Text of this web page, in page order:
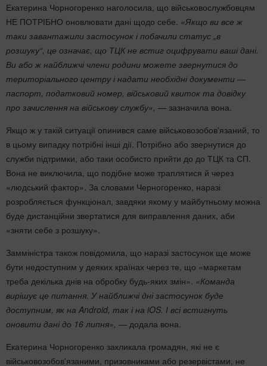
Екатерина Чорногоренко наголосила, що військовослужбовцям
НЕ ПОТРІБНО оновлювати дані щодо себе. «Якщо ви все ж
таки завантажили застосунок і побачили статус „в
розшуку“, це означає, що ТЦК не встиг оцифрувати ваші дані.
Ви або ж найближчі члени родини можете звернутися до
територіального центру і надати необхідні документи —
паспорт, податковий номер, військовий квиток та довідку
про зачислення на військову службу», — зазначила вона.
Якщо ж у такій ситуації опинився саме військовозобов'язаний, то
в цьому випадку потрібні інші дії. Потрібно або звернутися до
служби підтримки, або таки особисто прийти до до ТЦК та СП.
Вона не виключила, що подібне може траплятися й через
«людський фактор». За словами Черногоренко, наразі
розробляється функціонал, завдяки якому у майбутньому можна
буде дистанційни звертатися для виправлення даних, аби
«зняти себе з розшуку».
Замміністра також повідомила, що наразі застосунок ще може
бути недоступним у деяких країнах через те, що «маркетам
треба декілька днів на обробку будь-яких змін». «Команда
вирішує це питання. У найближчі дні застосунок буде
доступним, як на Android, так і на iOS. І всі встигнуть
оновити дані до 16 липня», — додала вона.
Екатерина Чорногоренко закликала громадян, які не є
військовозобов'язаними, призовниками або резервістами, не